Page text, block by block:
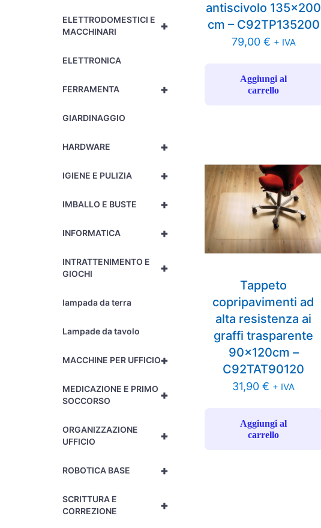
+
ELETTRODOMESTICI E
MACCHINARI
ELETTRONICA
+
FERRAMENTA
GIARDINAGGIO
+
HARDWARE
+
IGIENE E PULIZIA
+
IMBALLO E BUSTE
+
INFORMATICA
+
INTRATTENIMENTO E
GIOCHI
lampada da terra
Lampade da tavolo
+
MACCHINE PER UFFICIO
+
MEDICAZIONE E PRIMO
SOCCORSO
+
ORGANIZZAZIONE
UFFICIO
+
ROBOTICA BASE
+
SCRITTURA E
CORREZIONE
antiscivolo 135×200
cm – C92TP135200
79,00 € + IVA
Aggiungi al
carrello
Tappeto
copripavimenti ad
alta resistenza ai
graffi trasparente
90x120cm –
C92TAT90120
31,90€ + IVA
Aggiungi al
carrello